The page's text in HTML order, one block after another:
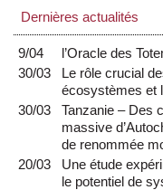
Dernières actualités
9/04 l’Oracle des
30/03
Le rôle crucial
écosystèmes et
30/03
Tanzanie – Des
massive
de renommée
20/03
Une étude
le potentiel de